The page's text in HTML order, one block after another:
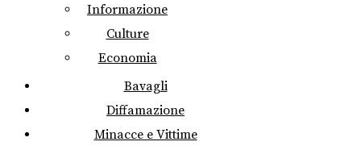
Informazione
Culture
Economia
Bavagli
Diffamazione
Minacce e Vittime